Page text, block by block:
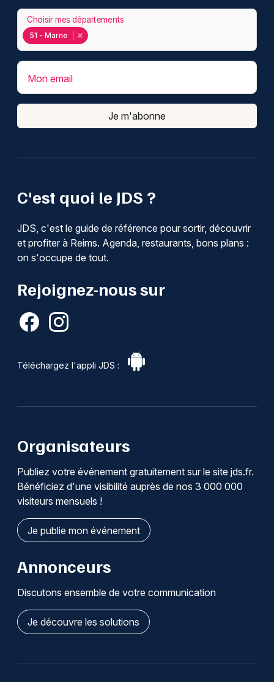
C'est quoi le JDS ?
JDS, c'est le guide de référence pour sortir, découvrir
et profiter à Reims. Agenda, restaurants, bons plans :
on s'occupe de tout.
Rejoignez-nous sur
Téléchargez l'appli JDS :
51 - Marne
Choisir mes départements
Mon email
Je m'abonne
Organisateurs
Publiez votre événement gratuitement sur le site jds.fr.
Bénéficiez d'une visibilité auprès de nos 3 000 000
visiteurs mensuels !
Je publie mon événement
Annonceurs
Discutons ensemble de votre communication
Je découvre les solutions